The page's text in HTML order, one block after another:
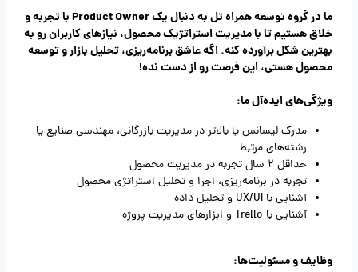
ما در گروه توسعه همراه تل به دنبال یک Product Owner با تجربه و
خلاق هستیم تا با مدیریت استراتژیک محصول، نیازهای کاربران رو به
بهترین شکل برآورده کنه. اگه عاشق برنامه‌ریزی، تحلیل بازار و توسعه
محصول هستی، این فرصت رو از دست نده!
ویژگی‌های ایده‌آل ما:
مدرک لیسانس یا بالاتر در مدیریت بازرگانی، مهندسی صنایع یا
رشته‌های مرتبط
حداقل 2 سال تجربه در مدیریت محصول
تجربه در برنامه‌ریزی، اجرا و تحلیل استراتژی محصول
آشنایی با UX/UI و تحلیل داده
آشنایی با Trello و ابزارهای مدیریت پروژه
وظایف و مسئولیت‌ها: